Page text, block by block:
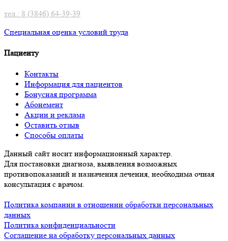
тел.: 8 (3846) 64-39-39
Специальная оценка условий труда
Пациенту
Контакты
Информация для пациентов
Бонусная программа
Абонемент
Акции и реклама
Оставить отзыв
Способы оплаты
Данный сайт носит информационный характер.
Для постановки диагноза, выявления возможных
противопоказаний и назначения лечения, необходима очная
консультация с врачом.
Политика компании в отношении обработки персональных
данных
Политика конфиденциальности
Соглашение на обработку персональных данных